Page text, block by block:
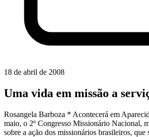
18 de abril de 2008
Uma vida em missão a
Rosangela Barboza * Acontecerá em
maio, o 2º Congresso Missionário Nacional,
sobre a ação dos missionários brasileiros, que